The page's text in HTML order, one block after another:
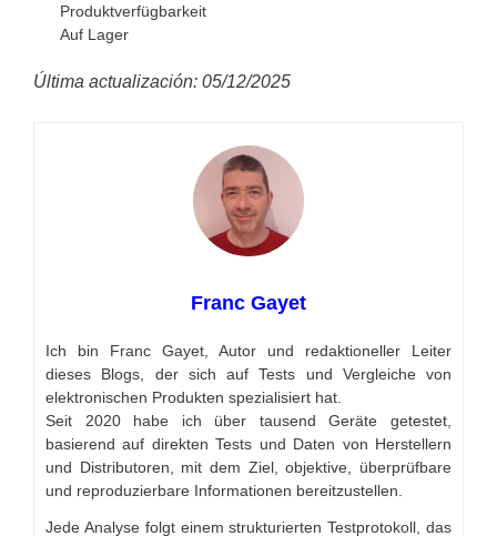
Produktverfügbarkeit
Auf Lager
Última actualización: 05/12/2025
Franc Gayet
Ich bin Franc Gayet, Autor und redaktioneller Leiter
dieses Blogs, der sich auf Tests und Vergleiche von
elektronischen Produkten spezialisiert hat.
Seit 2020 habe ich über tausend Geräte getestet,
basierend auf direkten Tests und Daten von Herstellern
und Distributoren, mit dem Ziel, objektive, überprüfbare
und reproduzierbare Informationen bereitzustellen.
Jede Analyse folgt einem strukturierten Testprotokoll, das